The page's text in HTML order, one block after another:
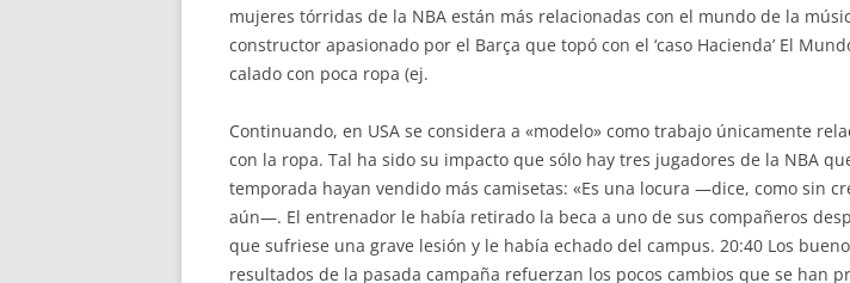
mujeres tórridas de la NBA están más relacionadas con el mundo de la
constructor apasionado por el Barça que topó con el ‘caso Hacienda’ El
calado con poca ropa (ej.
Continuando, en USA se considera a «modelo» como trabajo únicamente
con la ropa. Tal ha sido su impacto que sólo hay tres jugadores de la NBA
temporada hayan vendido más camisetas: «Es una locura —dice, como sin
aún—. El entrenador le había retirado la beca a uno de sus compañeros
que sufriese una grave lesión y le había echado del campus. 20:40 Los
resultados de la pasada campaña refuerzan los pocos cambios que se han